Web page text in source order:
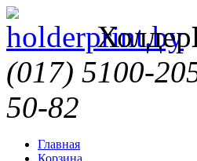
Холдер
(017) 5100-
50-82
Главная
Корзина